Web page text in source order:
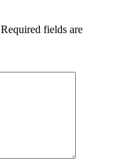
Required fields are